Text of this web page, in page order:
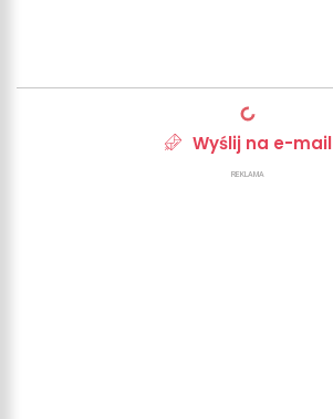
Wyślij na e-mail
REKLAMA